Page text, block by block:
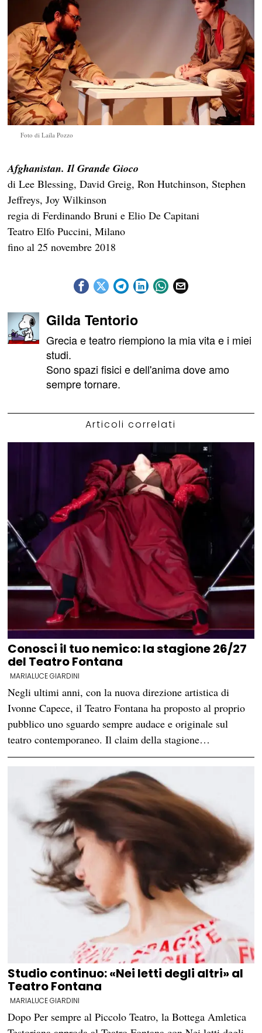
Foto di Laila Pozzo
Afghanistan. Il Grande Gioco
di Lee Blessing, David Greig, Ron Hutchinson, Stephen
Jeffreys, Joy Wilkinson
regia di Ferdinando Bruni e Elio De Capitani
Teatro Elfo Puccini, Milano
fino al 25 novembre 2018
Gilda Tentorio
Grecia e teatro riempiono la mia vita e i miei
studi.
Sono spazi fisici e dell'anima dove amo
sempre tornare.
Articoli correlati
Conosci il tuo nemico: la stagione 26/27
del Teatro Fontana
MARIALUCE GIARDINI
Negli ultimi anni, con la nuova direzione artistica di
Ivonne Capece, il Teatro Fontana ha proposto al proprio
pubblico uno sguardo sempre audace e originale sul
teatro contemporaneo. Il claim della stagione…
Studio continuo: «Nei letti degli altri» al
Teatro Fontana
MARIALUCE GIARDINI
Dopo Per sempre al Piccolo Teatro, la Bottega Amletica